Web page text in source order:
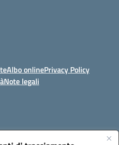
Albo onlinePrivacy Policy
Note legali